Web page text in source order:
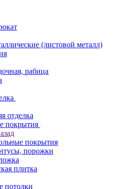
(листовой металл)
рабица
отделка
покрытия
покрытия
порожки
плитка
потолки